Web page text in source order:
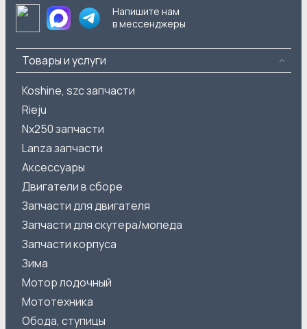
Напишите нам
в мессенджеры
Товары и услуги
Koshine, szc запчасти
Rieju
Nx250 запчасти
Lanza запчасти
Аксессуары
Двигатели в сборе
Запчасти для двигателя
Запчасти для скутера/мопеда
Запчасти корпуса
Зима
Мотор лодочный
Мототехника
Обода, ступицы